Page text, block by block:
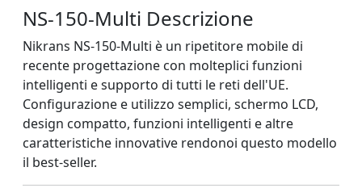
NS-150-Multi Descrizione
Nikrans NS-150-Multi è un ripetitore mobile di
recente progettazione con molteplici funzioni
intelligenti e supporto di tutti le reti dell'UE.
Configurazione e utilizzo semplici, schermo LCD,
design compatto, funzioni intelligenti e altre
caratteristiche innovative rendonoi questo modello
il best-seller.